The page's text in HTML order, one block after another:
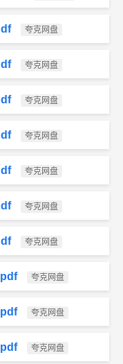
夸克网盘
夸克网盘
夸克网盘
夸克网盘
夸克网盘
夸克网盘
夸克网盘
夸克网盘
夸克网盘
夸克网盘